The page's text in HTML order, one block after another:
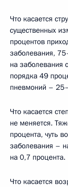
Что касается
существенных
процентов
заболевания,
на заболевания
порядка 49
пневмоний –
Что касается
не меняется.
процента, чуть
заболевания –
на 0,7 процента.
Что касается